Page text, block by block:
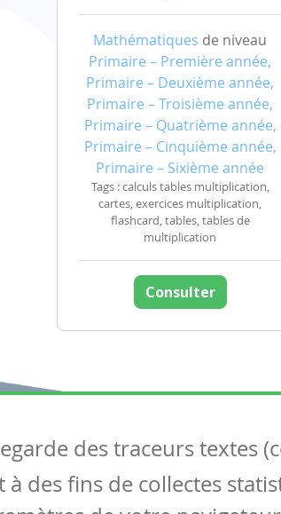
Mathématiques de niveau
Primaire – Première année,
Primaire – Deuxième année,
Primaire – Troisième année,
Primaire – Quatrième année,
Primaire – Cinquième année,
Primaire – Sixième année
Tags : calculs tables multiplication,
cartes, exercices multiplication,
flashcard, tables, tables de
multiplication
Consulter
Articles
Tous les articles
Articles DYS
des traceurs textes
des fins de collectes